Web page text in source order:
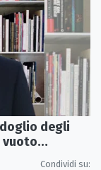
degli
vuoto
Condividi su: